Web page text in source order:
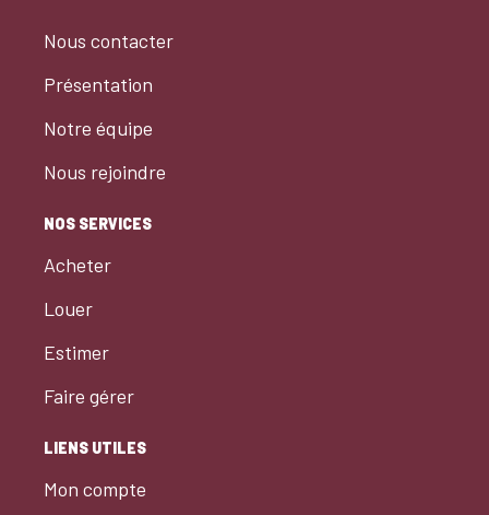
Nous contacter
Présentation
Notre équipe
Nous rejoindre
NOS SERVICES
Acheter
Louer
Estimer
Faire gérer
LIENS UTILES
Mon compte